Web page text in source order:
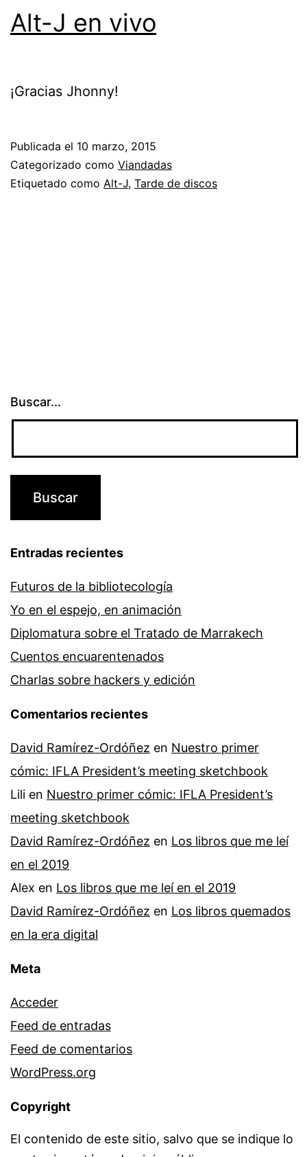
Alt-J en vivo
¡Gracias Jhonny!
Publicada el 10 marzo, 2015
Categorizado como Viandadas
Etiquetado como Alt-J, Tarde de discos
Buscar...
Entradas recientes
Futuros de la bibliotecología
Yo en el espejo, en animación
Diplomatura sobre el Tratado de Marrakech
Cuentos encuarentenados
Charlas sobre hackers y edición
Comentarios recientes
David Ramírez-Ordóñez en Nuestro primer
cómic: IFLA President’s meeting sketchbook
Lili en Nuestro primer cómic: IFLA President’s
meeting sketchbook
David Ramírez-Ordóñez en Los libros que me leí
en el 2019
Alex en Los libros que me leí en el 2019
David Ramírez-Ordóñez en Los libros quemados
en la era digital
Meta
Acceder
Feed de entradas
Feed de comentarios
WordPress.org
Copyright
El contenido de este sitio, salvo que se indique lo